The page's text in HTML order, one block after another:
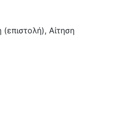
(επιστολή), Αίτηση